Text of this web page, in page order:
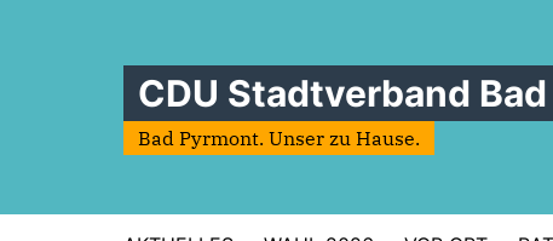
CDU Stadtverband
Bad Pyrmont. Unser zu Hause.